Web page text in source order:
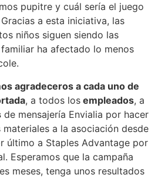
pupitre y cuál sería el juego
a esta iniciativa, las
niños siguen siendo las
ha afectado lo menos
agradeceros a cada uno de
, a todos los empleados, a
de mensajería Envialia por hacer
a la asociación desde
último a Staples Advantage por
Esperamos que la campaña
meses, tenga unos resultados